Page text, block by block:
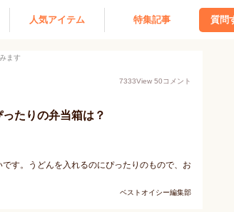
人気アイテム 特集記事 質問
ます
7333View 50コメント
たりの弁当箱は？
す。うどんを入れるのにぴったりのもので、お
ベストオイシー編集部